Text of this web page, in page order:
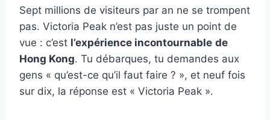
Sept millions de visiteurs par an ne se trompent
pas. Victoria Peak n’est pas juste un point de
vue : c’est l’expérience incontournable de
Hong Kong. Tu débarques, tu demandes aux
gens « qu’est-ce qu’il faut faire ? », et neuf fois
sur dix, la réponse est « Victoria Peak ».